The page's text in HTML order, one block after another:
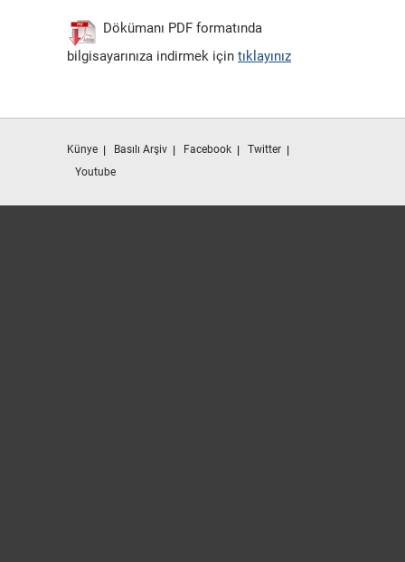
Dökümanı PDF formatında
bilgisayarınıza indirmek için tıklayınız
Künye Basılı Arşiv Facebook
Twitter
Youtube